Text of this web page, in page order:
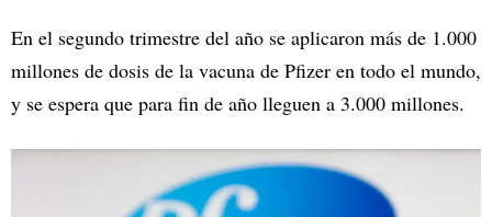
En el segundo trimestre del año se aplicaron más de 1.000
millones de dosis de la vacuna de Pfizer en todo el mundo,
y se espera que para fin de año lleguen a 3.000 millones.